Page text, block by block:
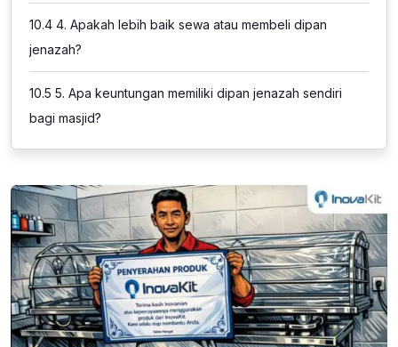
10.4 4. Apakah lebih baik sewa atau membeli dipan
jenazah?
10.5 5. Apa keuntungan memiliki dipan jenazah sendiri
bagi masjid?